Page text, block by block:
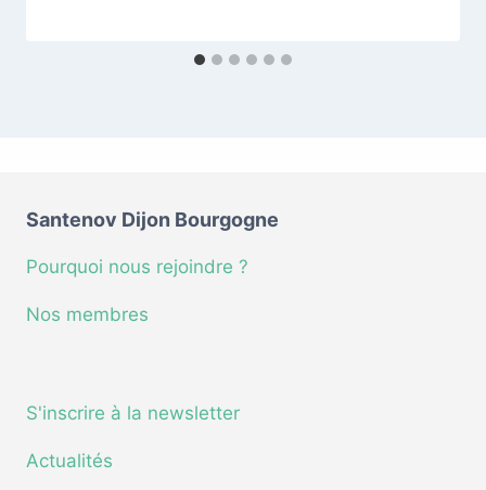
Santenov Dijon Bourgogne
Pourquoi nous rejoindre ?
Nos membres
S'inscrire à la newsletter
Actualités